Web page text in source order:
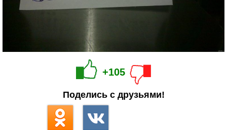
+105
Поделись с друзьями!